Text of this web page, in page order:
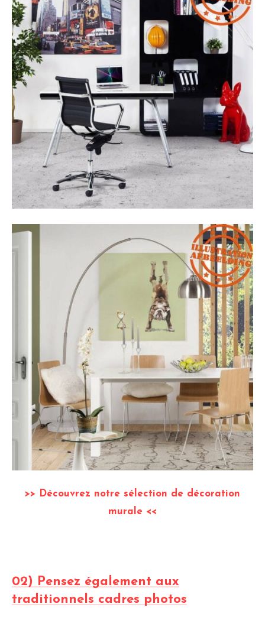
>> Découvrez notre sélection de décoration
murale <<
02) Pensez également aux
traditionnels cadres photos